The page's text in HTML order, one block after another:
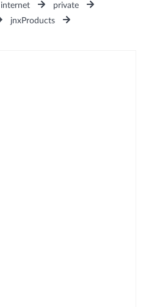
internet
private
jnxProducts